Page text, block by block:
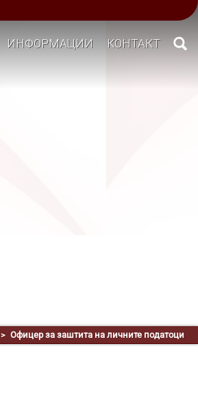
ИНФОРМАЦИИ КОНТАКТ
> Офицер за заштита на личните податоци